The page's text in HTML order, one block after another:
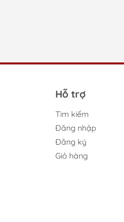
Hỗ trợ
Tìm kiếm
Đăng nhập
Đăng ký
Giỏ hàng